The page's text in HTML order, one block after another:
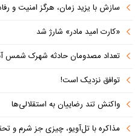
سازش با یزید زمان، هرگز امنیت و
«کارت امید مادر» شارژ شد
تعداد مصدومان حادثه شهرک شمس آباد به
توافق نزدیک است!
واکنش تند رضاییان به استقلالی‌ها
مذاکره با تل‌آویو، چیزی جز شرم و